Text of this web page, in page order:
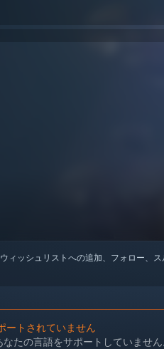
ィッシュリストへの追加、フォロー、ス
ートされていません
なたの言語をサポートしていませ